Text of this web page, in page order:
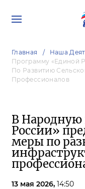
Главная Наша
Программу «Единой
По Развитию
Профессионалов
В
России»
меры по
13 мая 2026, 14:50